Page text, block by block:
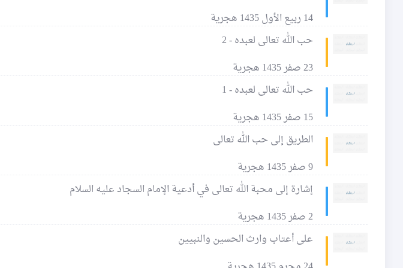
14 ربيع الأول 1435 هجرية
حب الله تعالى لعبده - 2
23 صفر 1435 هجرية
حب الله تعالى لعبده - 1
15 صفر 1435 هجرية
الطريق إلى حب الله تعالى
9 صفر 1435 هجرية
إشارة إلى محبة الله تعالى في أدعية الإمام السجاد عليه السلام
2 صفر 1435 هجرية
على أعتاب وارث الحسين والنبيين